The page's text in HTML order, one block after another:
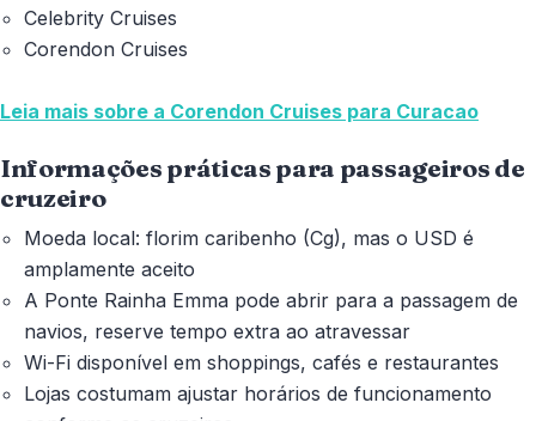
Celebrity Cruises
Corendon Cruises
Leia mais sobre a Corendon Cruises para Curacao
Informações práticas para passageiros de
cruzeiro
Moeda local: florim caribenho (Cg), mas o USD é
amplamente aceito
A Ponte Rainha Emma pode abrir para a passagem de
navios, reserve tempo extra ao atravessar
Wi-Fi disponível em shoppings, cafés e restaurantes
Lojas costumam ajustar horários de funcionamento